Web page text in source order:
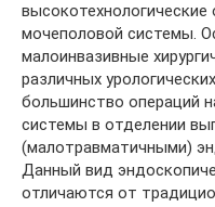
высокотехнологические
мочеполовой системы.
малоинвазивные
различных
большинство операций
системы в отделении
(малотравматичными)
Данный вид
отличаются от